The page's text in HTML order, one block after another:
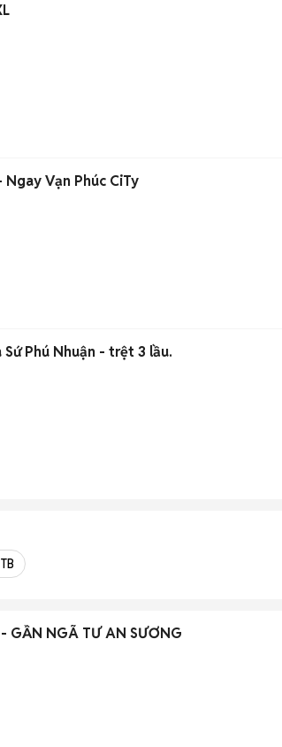
Vạn Phúc CiTy
Phú Nhuận - trệt 3 lầu.
GẦN NGÃ TƯ AN SƯƠNG